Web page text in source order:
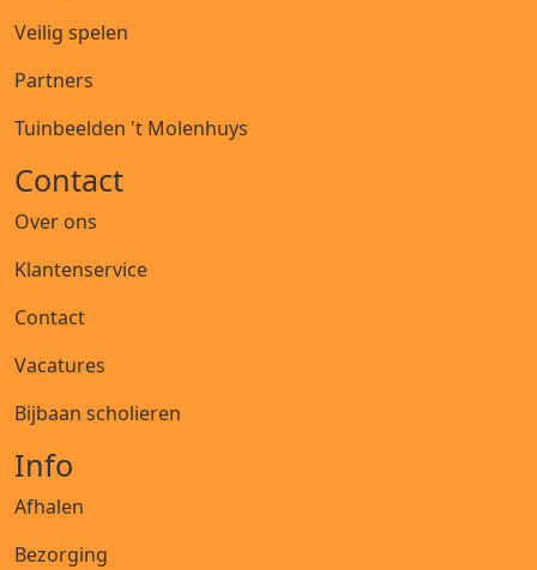
Veilig spelen
Partners
Tuinbeelden 't Molenhuys
Contact
Over ons
Klantenservice
Contact
Vacatures
Bijbaan scholieren
Info
Afhalen
Bezorging